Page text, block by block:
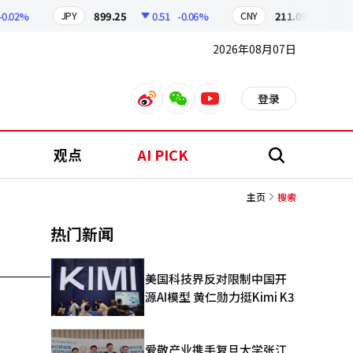
JPY 899.25 0.51 -0.06% CNY 211.09
2026年08月07日
weiboweixinyoutube 登录
观点 AI PICK 搜
主页 搜索
热门新闻
美国科技界反对限制中国开
源AI模型 黄仁勋力挺Kimi K3
爱敬产业携手复旦大学张江